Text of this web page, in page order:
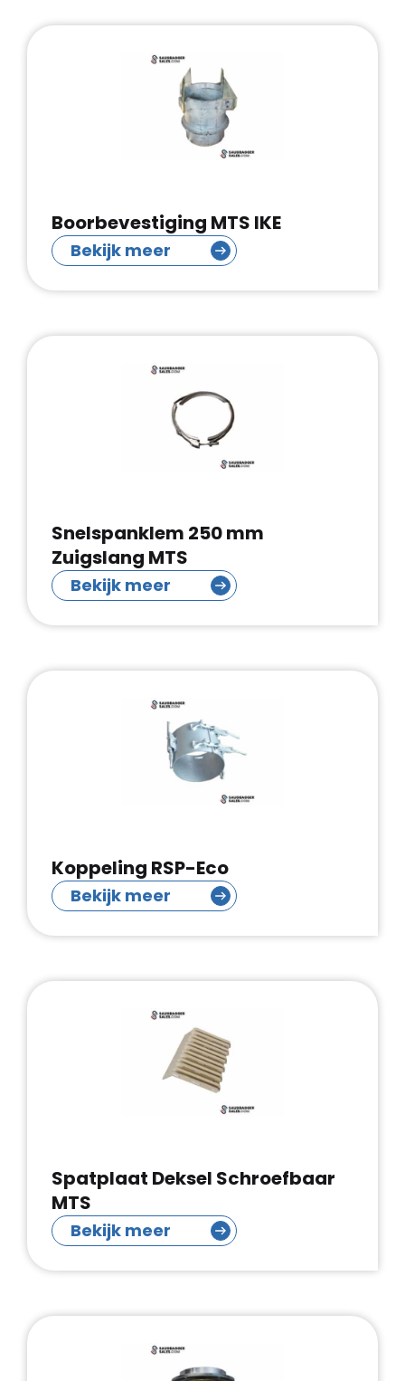
Boorbevestiging MTS IKE
Bekijk meer
Snelspanklem 250 mm
Zuigslang MTS
Bekijk meer
Koppeling RSP-Eco
Bekijk meer
Spatplaat Deksel Schroefbaar
MTS
Bekijk meer